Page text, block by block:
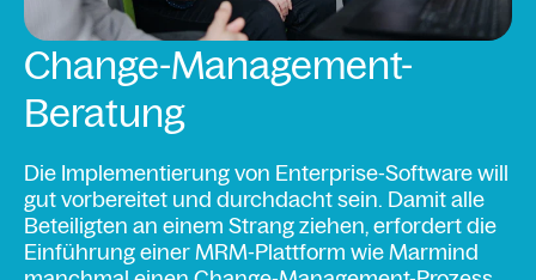
Change-Management-
Beratung
Die Implementierung von Enterprise-Software will
gut vorbereitet und durchdacht sein. Damit alle
Beteiligten an einem Strang ziehen, erfordert die
Einführung einer MRM-Plattform wie Marmind